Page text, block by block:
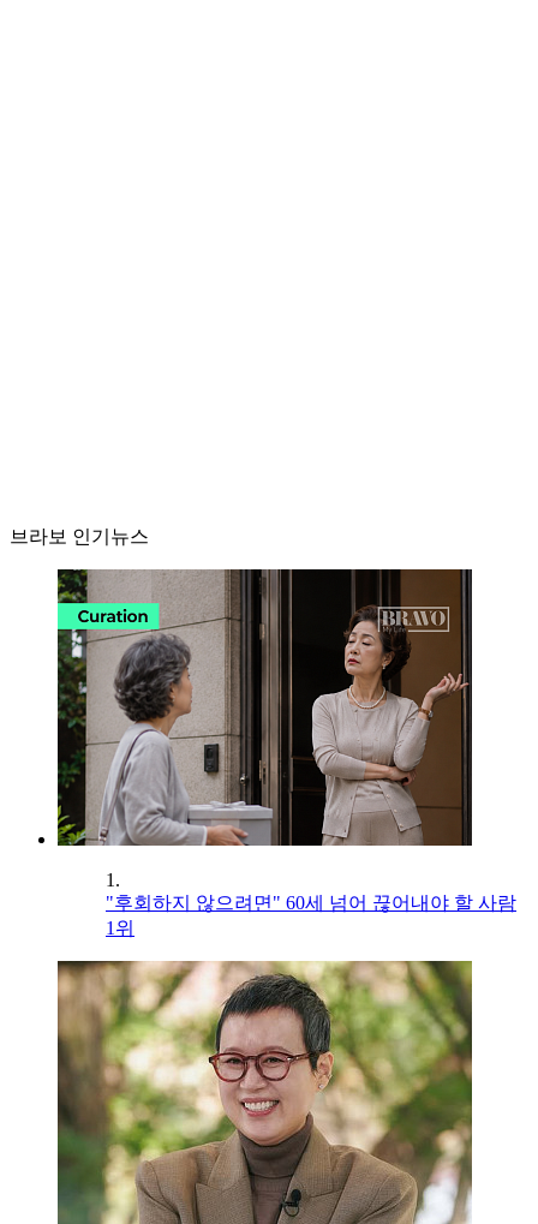
브라보 인기뉴스
1.
"후회하지 않으려면" 60세 넘어 끊어내야 할 사람
1위